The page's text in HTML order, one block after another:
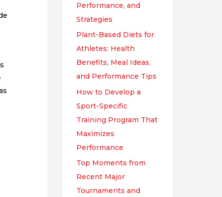
Performance, and
Strategies
Plant-Based Diets for
Athletes: Health
Benefits, Meal Ideas,
and Performance Tips
How to Develop a
Sport-Specific
Training Program That
Maximizes
Performance
Top Moments from
Recent Major
Tournaments and